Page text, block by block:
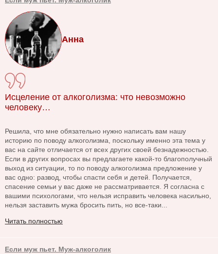
Анна
Исцеление от алкоголизма: что невозможно
человеку…
Решила, что мне обязательно нужно написать вам нашу
историю по поводу алкоголизма, поскольку именно эта тема у
вас на сайте отличается от всех других своей безнадежностью.
Если в других вопросах вы предлагаете какой-то благополучный
выход из ситуации, то по поводу алкоголизма предложение у
вас одно: развод, чтобы спасти себя и детей. Получается,
спасение семьи у вас даже не рассматривается. Я согласна с
вашими психологами, что нельзя исправить человека насильно,
нельзя заставить мужа бросить пить, но все-таки...
Читать полностью
Если муж пьет. Муж-алкоголик